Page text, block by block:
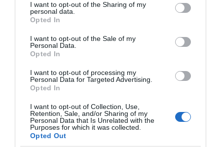
not limited to your visit or usage behaviour. You may click to
grant or deny consent to Google and its third-party tags to
use your data for below specified purposes in below Google
consent section.
I want to opt-out of the Sharing of my
personal data.
Opted In
I want to opt-out of the Sale of my
Personal Data.
Opted In
I want to opt-out of processing my
Personal Data for Targeted Advertising.
Opted In
I want to opt-out of Collection, Use,
Retention, Sale, and/or Sharing of my
Personal Data that Is Unrelated with the
Purposes for which it was collected.
Opted Out
– Nagyon sok apró terhességen mentem keresztül,
voltak valódi vetéléseim, felszívódott terhességeim is.
Vagy kilencszer voltam terhes az életemben, és nagyon